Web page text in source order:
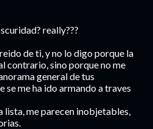
really???
de ti, y no lo digo porque la
contrario, sino porque no me
general de tus
se me ha ido armando a traves
lista, me parecen inobjetables,